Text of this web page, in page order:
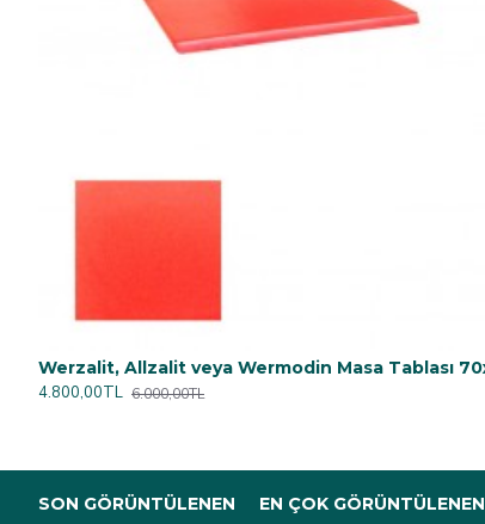
4.800,00TL 6.000,00TL
SON GÖRÜNTÜLENEN EN ÇOK GÖRÜNTÜLENEN